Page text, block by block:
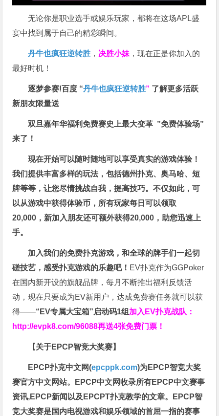
无论你是职业选手或娱乐玩家，都将在这场APL盛
宴中找到属于自己的精彩瞬间。
丹牛也疯狂逆转胜 ， 决胜小妹 ，现在正是你加入的
最好时机！
逐梦参赛!百度 “丹牛也疯狂逆转胜” 了解更多活跃
新朋友限量送
双旦嘉年华福利免费赛史上最大变革 ”免费体验场”
来了！
现在开始可以随时随地可以享受真实的游戏体验！
我们提供丰富多样的玩法，包括德州扑克、奥马哈、短
牌等等，让您尽情挑战自我，提高技巧。不仅如此，可
以从游戏中获得体验币，所有玩家每日可以领取
20,000，新加入朋友还可额外获得20,000，助您迅速上
手。
加入我们的免费扑克游戏，和全球的牌手们一起切
磋技艺，感受扑克游戏的乐趣吧！ EV扑克作为GGPoker
在国内新开设的旗舰品牌，每月不断推出福利反馈活
动，现在只要成为EV新用户，达成免费赛任务就可以获
得——“EV专属大宝箱”启动码1组 加入EV扑克战队：
http://evpk8.com/96088再送4张免费门票！
【关于EPCP智竞大奖赛】
EPCP扑克中文网(epcppk.com)为EPCP智竞大奖
赛官方中文网站。EPCP中文网收录所有EPCP中文赛事
资讯,EPCP新闻以及EPCPT扑克教学的文章。EPCP智
竞大奖赛是国内电视游戏和娱乐领域的首屈一指的赛事